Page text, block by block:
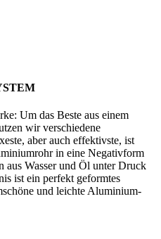
Um das Beste aus einem
wir verschiedene
aber auch effektivste, ist
in eine Negativform
aus Wasser und Öl unter Druck
ist ein perfekt geformtes
und leichte Aluminium-